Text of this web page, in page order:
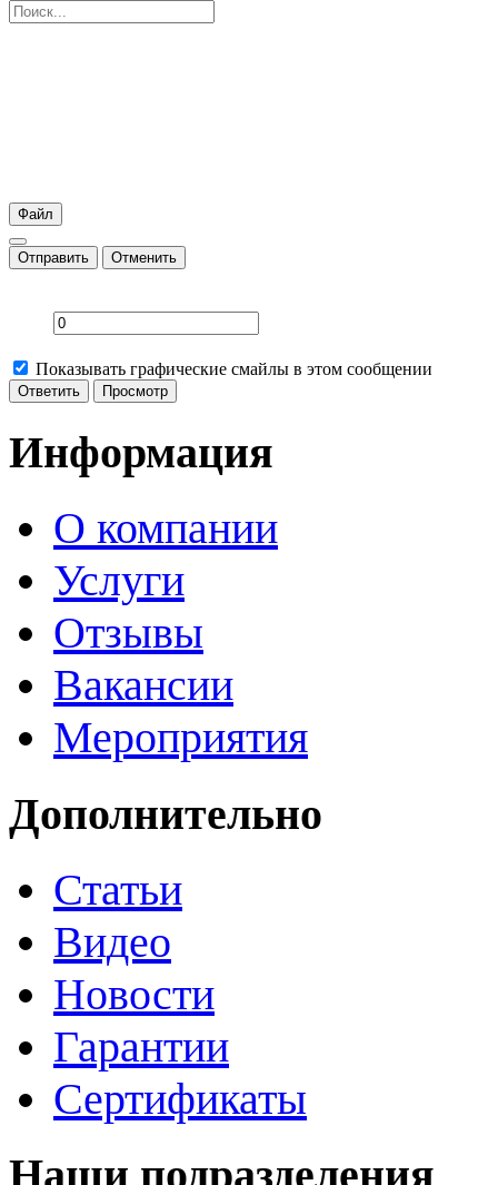
Файл
Отправить Отменить
Показывать графические смайлы в этом сообщении
Информация
О компании
Услуги
Отзывы
Вакансии
Мероприятия
Дополнительно
Статьи
Видео
Новости
Гарантии
Сертификаты
Наши подразделения